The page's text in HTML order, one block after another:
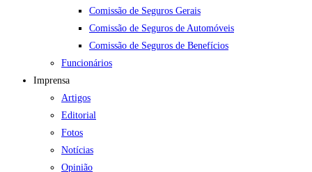
Comissão de Seguros Gerais
Comissão de Seguros de Automóveis
Comissão de Seguros de Benefícios
Funcionários
Imprensa
Artigos
Editorial
Fotos
Notícias
Opinião